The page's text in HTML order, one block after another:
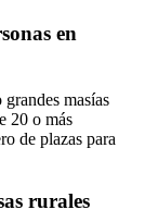
en
masías
20 o más
de plazas para
rurales